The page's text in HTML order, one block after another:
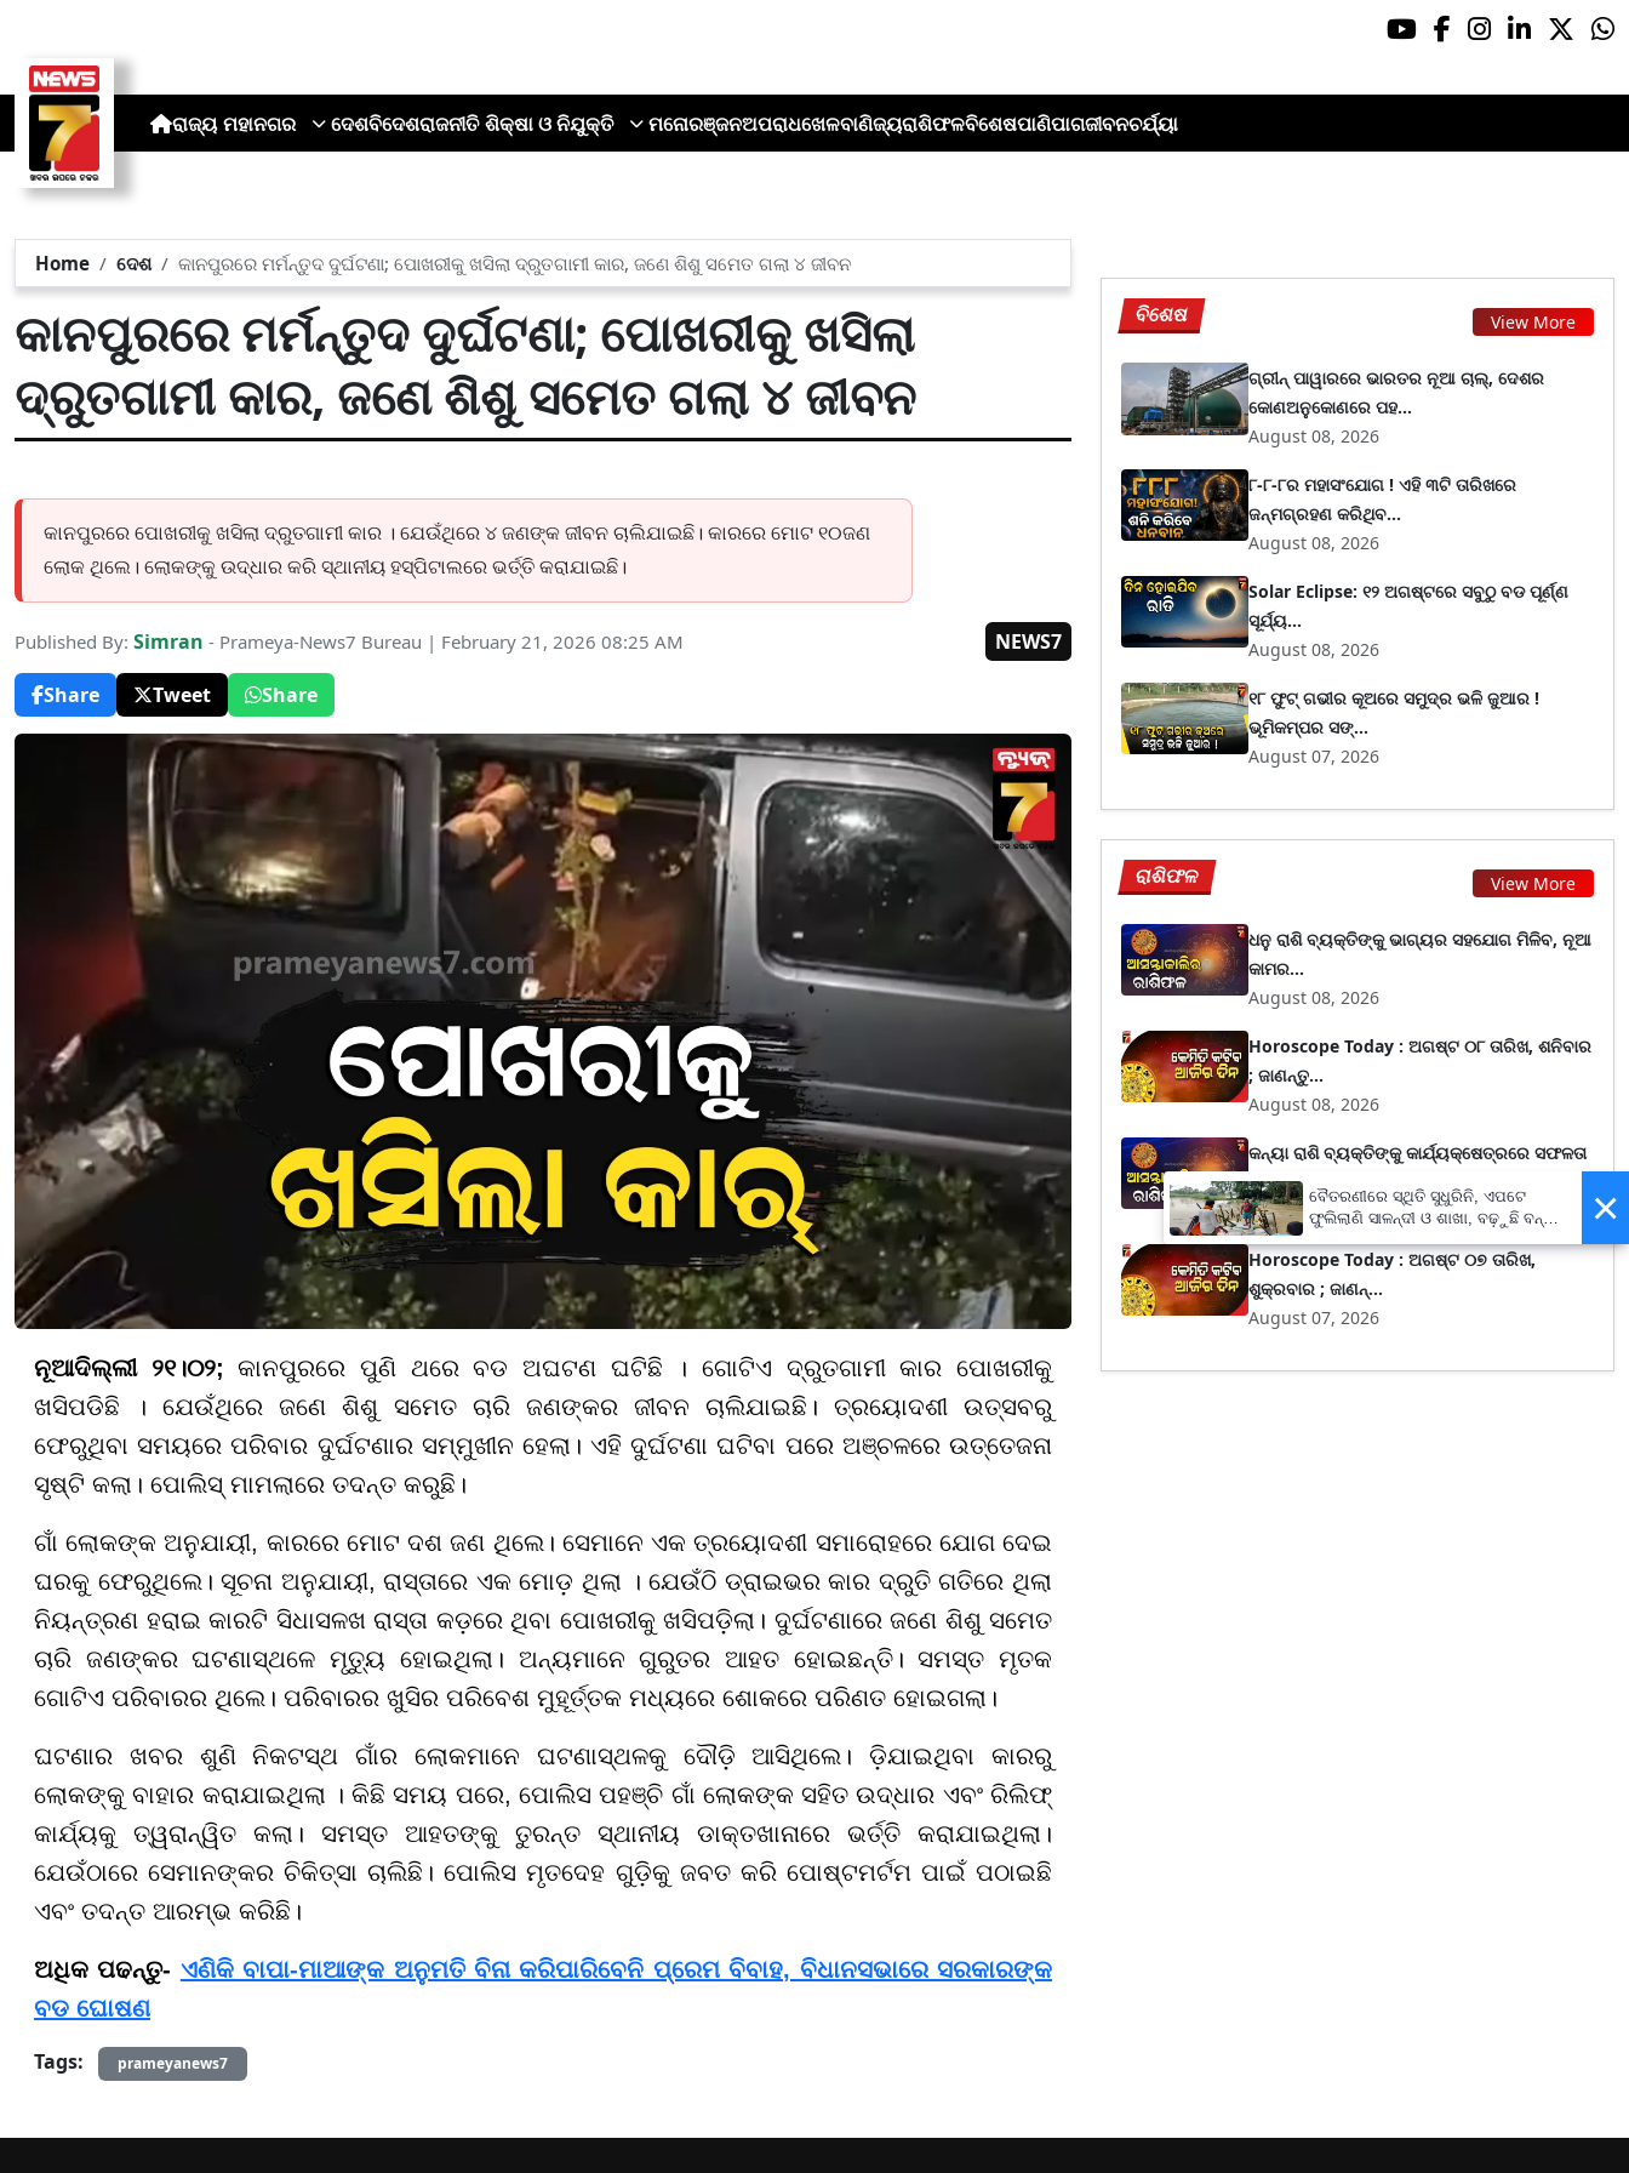
ରାଜ୍ୟ ମହାନଗର ଦେଶବିଦେଶରାଜନୀତି ଶିକ୍ଷା ଓ ନିଯୁକ୍ତି ମନୋରଞ୍ଜନଅପରାଧଖେଳବାଣିଜ୍ୟରାଶିଫଳବିଶେଷପାଣିପାଗଜୀବନଚର୍ଯ୍ୟା
Home ଦେଶ କାନପୁରରେ ମର୍ମନ୍ତୁଦ ଦୁର୍ଘଟଣା; ପୋଖରୀକୁ ଖସିଲା ଦ୍ରୁତଗାମୀ କାର, ଜଣେ ଶିଶୁ ସମେତ ଗଲା ୪ ଜୀବନ
କାନପୁରରେ ମର୍ମନ୍ତୁଦ ଦୁର୍ଘଟଣା; ପୋଖରୀକୁ ଖସିଲା
ଦ୍ରୁତଗାମୀ କାର, ଜଣେ ଶିଶୁ ସମେତ ଗଲା ୪ ଜୀବନ
କାନପୁରରେ ପୋଖରୀକୁ ଖସିଲା ଦ୍ରୁତଗାମୀ କାର । ଯେଉଁଥିରେ ୪ ଜଣଙ୍କ ଜୀବନ ଚାଲିଯାଇଛି। କାରରେ ମୋଟ ୧୦ଜଣ
ଲୋକ ଥିଲେ। ଲୋକଙ୍କୁ ଉଦ୍ଧାର କରି ସ୍ଥାନୀୟ ହସ୍ପିଟାଲରେ ଭର୍ତ୍ତି କରାଯାଇଛି।
Published By: Simran - Prameya-News7 Bureau | February 21, 2026 08:25 AM
NEWS7
Share
Tweet Share
ନୂଆଦିଲ୍ଲୀ ୨୧।୦୨;କାନପୁରରେ ପୁଣି ଥରେ ବଡ ଅଘଟଣ ଘଟିଛି । ଗୋଟିଏ ଦ୍ରୁତଗାମୀ କାର ପୋଖରୀକୁ
ଖସିପଡିଛି । ଯେଉଁଥିରେ ଜଣେ ଶିଶୁ ସମେତ ଚାରି ଜଣଙ୍କର ଜୀବନ ଚାଲିଯାଇଛି। ତ୍ରୟୋଦଶୀ ଉତ୍ସବରୁ
ଫେରୁଥିବା ସମୟରେ ପରିବାର ଦୁର୍ଘଟଣାର ସମ୍ମୁଖୀନ ହେଲା। ଏହି ଦୁର୍ଘଟଣା ଘଟିବା ପରେ ଅଞ୍ଚଳରେ ଉତ୍ତେଜନା
ସୃଷ୍ଟି କଲା। ପୋଲିସ୍ ମାମଲାରେ ତଦନ୍ତ କରୁଛି।
ଗାଁ ଲୋକଙ୍କ ଅନୁଯାୟୀ, କାରରେ ମୋଟ ଦଶ ଜଣ ଥିଲେ। ସେମାନେ ଏକ ତ୍ରୟୋଦଶୀ ସମାରୋହରେ ଯୋଗ ଦେଇ
ଘରକୁ ଫେରୁଥିଲେ। ସୂଚନା ଅନୁଯାୟୀ, ରାସ୍ତାରେ ଏକ ମୋଡ଼ ଥିଲା । ଯେଉଁଠି ଡ୍ରାଇଭର କାର ଦ୍ରୁତି ଗତିରେ ଥିଲା
ନିୟନ୍ତ୍ରଣ ହରାଇ କାରଟି ସିଧାସଳଖ ରାସ୍ତା କଡ଼ରେ ଥିବା ପୋଖରୀକୁ ଖସିପଡ଼ିଲା। ଦୁର୍ଘଟଣାରେ ଜଣେ ଶିଶୁ ସମେତ
ଚାରି ଜଣଙ୍କର ଘଟଣାସ୍ଥଳେ ମୃତ୍ୟୁ ହୋଇଥିଲା। ଅନ୍ୟମାନେ ଗୁରୁତର ଆହତ ହୋଇଛନ୍ତି। ସମସ୍ତ ମୃତକ
ଗୋଟିଏ ପରିବାରର ଥିଲେ। ପରିବାରର ଖୁସିର ପରିବେଶ ମୁହୂର୍ତ୍ତକ ମଧ୍ୟରେ ଶୋକରେ ପରିଣତ ହୋଇଗଲା।
ଘଟଣାର ଖବର ଶୁଣି ନିକଟସ୍ଥ ଗାଁର ଲୋକମାନେ ଘଟଣାସ୍ଥଳକୁ ଦୌଡ଼ି ଆସିଥିଲେ। ଡ଼ିଯାଇଥିବା କାରରୁ
ଲୋକଙ୍କୁ ବାହାର କରାଯାଇଥିଲା । କିଛି ସମୟ ପରେ, ପୋଲିସ ପହଞ୍ଚି ଗାଁ ଲୋକଙ୍କ ସହିତ ଉଦ୍ଧାର ଏବଂ ରିଲିଫ୍
କାର୍ଯ୍ୟକୁ ତ୍ୱରାନ୍ୱିତ କଲା। ସମସ୍ତ ଆହତଙ୍କୁ ତୁରନ୍ତ ସ୍ଥାନୀୟ ଡାକ୍ତଖାନାରେ ଭର୍ତ୍ତି କରାଯାଇଥିଲା।
ଯେଉଁଠାରେ ସେମାନଙ୍କର ଚିକିତ୍ସା ଚାଲିଛି। ପୋଲିସ ମୃତଦେହ ଗୁଡ଼ିକୁ ଜବତ କରି ପୋଷ୍ଟମର୍ଟମ ପାଇଁ ପଠାଇଛି
ଏବଂ ତଦନ୍ତ ଆରମ୍ଭ କରିଛି।
ଅଧିକ ପଢନ୍ତୁ- ଏଣିକି ବାପା-ମାଆଙ୍କ ଅନୁମତି ବିନା କରିପାରିବେନି ପ୍ରେମ ବିବାହ, ବିଧାନସଭାରେ ସରକାରଙ୍କ
ବଡ ଘୋଷଣ
Tags:
prameyanews7
ବିଶେଷ View More
ଗ୍ରୀନ୍ ପାୱାରରେ ଭାରତର ନୂଆ ଚାଲ୍, ଦେଶର
କୋଣଅନୁକୋଣରେ ପହ...
August 08, 2026
୮-୮-୮ର ମହାସଂଯୋଗ ! ଏହି ୩ଟି ତାରିଖରେ
ଜନ୍ମଗ୍ରହଣ କରିଥିବ...
August 08, 2026
Solar Eclipse: ୧୨ ଅଗଷ୍ଟରେ ସବୁଠୁ ବଡ ପୂର୍ଣ୍ଣ
ସୂର୍ଯ୍ୟ...
August 08, 2026
୧୮ ଫୁଟ୍ ଗଭୀର କୂଅରେ ସମୁଦ୍ର ଭଳି ଜୁଆର !
ଭୂମିକମ୍ପର ସଙ୍...
August 07, 2026
ରାଶିଫଳ View More
ଧନୁ ରାଶି ବ୍ୟକ୍ତିଙ୍କୁ ଭାଗ୍ୟର ସହଯୋଗ ମିଳିବ, ନୂଆ
କାମର...
August 08, 2026
Horoscope Today : ଅଗଷ୍ଟ ୦୮ ତାରିଖ, ଶନିବାର
; ଜାଣନ୍ତୁ...
August 08, 2026
କନ୍ୟା ରାଶି ବ୍ୟକ୍ତିଙ୍କୁ କାର୍ଯ୍ୟକ୍ଷେତ୍ରରେ ସଫଳତା
ଓ ସମ...
August 07, 2026
Horoscope Today : ଅଗଷ୍ଟ ୦୭ ତାରିଖ,
ଶୁକ୍ରବାର ; ଜାଣନ୍...
August 07, 2026
×
ବୈତରଣୀରେ ସ୍ଥିତି ସୁଧୁରିନି, ଏପଟେ
ଫୁଲିଲାଣି ସାଳନ୍ଦୀ ଓ ଶାଖା, ବଢ଼ୁଛି ବନ୍ୟା
ଭୟ